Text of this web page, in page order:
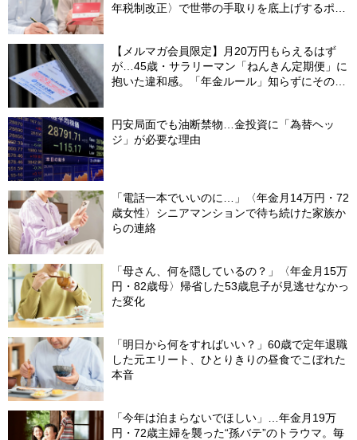
年税制改正〉で世帯の手取りを底上げするポイ
【メルマガ会員限定】月20万円もらえるはず
が…45歳・サラリーマン「ねんきん定期便」に
抱いた違和感。「年金ルール」知らずにそのま
円安局面でも油断禁物…金投資に「為替ヘッ
ジ」が必要な理由
「電話一本でいいのに…」〈年金月14万円・72
歳女性〉シニアマンションで待ち続けた家族か
らの連絡
「母さん、何を隠しているの？」〈年金月15万
円・82歳母〉帰省した53歳息子が見逃せなかっ
た変化
「明日から何をすればいい？」60歳で定年退職
した元エリート、ひとりきりの昼食でこぼれた
本音
「今年は泊まらないでほしい」…年金月19万
円・72歳主婦を襲った“孫バテ”のトラウマ。毎